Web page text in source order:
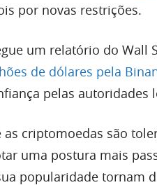
por novas restrições.
um relatório do Wall
de dólares pela
pelas autoridades
criptomoedas são
uma postura mais
popularidade tornam